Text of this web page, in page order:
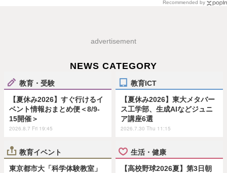
Recommended by
advertisement
NEWS CATEGORY
教育・受験
【夏休み2026】すぐ行けるイ
ベント情報おまとめ便＜8/9-
15開催＞
2026.8.7 Fri 19:45
教育ICT
【夏休み2026】東大メタバー
ス工学部、生成AIなどジュニ
ア講座6選
2026.7.30 Thu 11:15
教育イベント
東京都市大「科学体験教室」
生活・健康
【高校野球2026夏】第3日朝